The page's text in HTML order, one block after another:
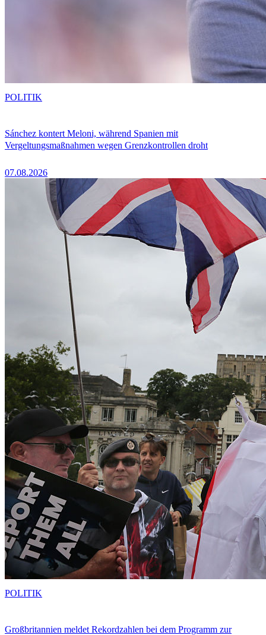
Sánchez kontert Meloni, während Spanien mit
Vergeltungsmaßnahmen wegen Grenzkontrollen droht
07.08.2026
POLITIK
Großbritannien meldet Rekordzahlen bei dem Programm zur
POLITIK